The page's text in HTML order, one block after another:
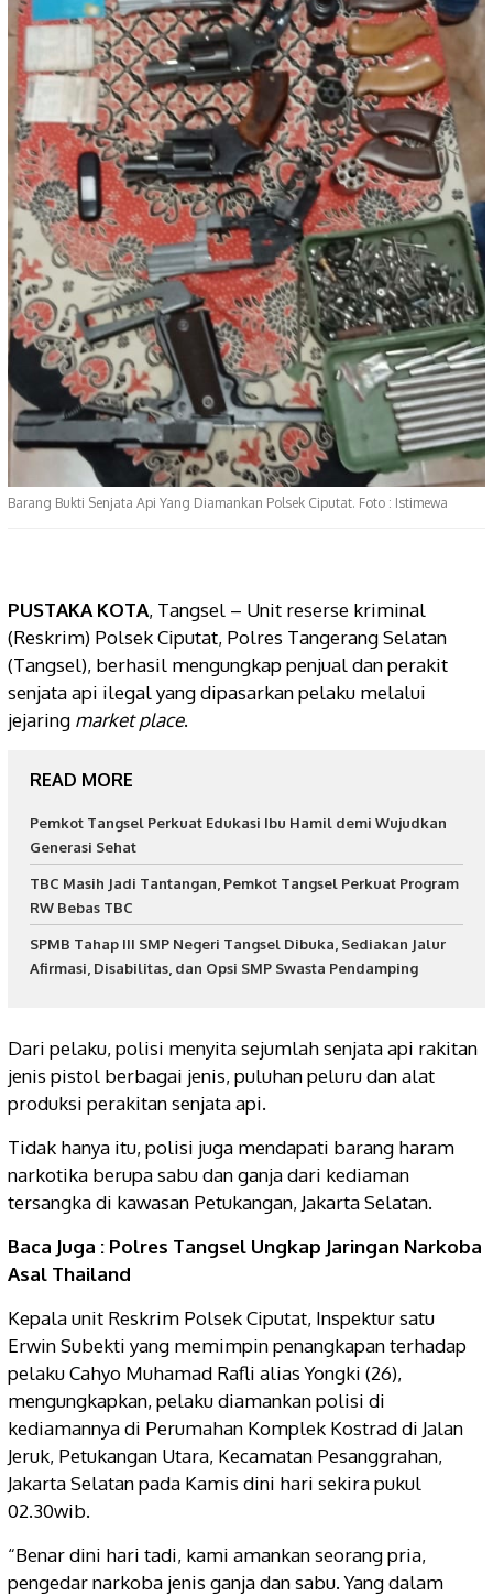
Barang Bukti Senjata Api Yang Diamankan Polsek Ciputat. Foto : Istimewa
PUSTAKA KOTA, Tangsel – Unit reserse kriminal
(Reskrim) Polsek Ciputat, Polres Tangerang Selatan
(Tangsel), berhasil mengungkap penjual dan perakit
senjata api ilegal yang dipasarkan pelaku melalui
jejaring market place.
READ MORE
Pemkot Tangsel Perkuat Edukasi Ibu Hamil demi Wujudkan
Generasi Sehat
TBC Masih Jadi Tantangan, Pemkot Tangsel Perkuat Program
RW Bebas TBC
SPMB Tahap III SMP Negeri Tangsel Dibuka, Sediakan Jalur
Afirmasi, Disabilitas, dan Opsi SMP Swasta Pendamping
Dari pelaku, polisi menyita sejumlah senjata api rakitan
jenis pistol berbagai jenis, puluhan peluru dan alat
produksi perakitan senjata api.
Tidak hanya itu, polisi juga mendapati barang haram
narkotika berupa sabu dan ganja dari kediaman
tersangka di kawasan Petukangan, Jakarta Selatan.
Baca Juga : Polres Tangsel Ungkap Jaringan Narkoba
Asal Thailand
Kepala unit Reskrim Polsek Ciputat, Inspektur satu
Erwin Subekti yang memimpin penangkapan terhadap
pelaku Cahyo Muhamad Rafli alias Yongki (26),
mengungkapkan, pelaku diamankan polisi di
kediamannya di Perumahan Komplek Kostrad di Jalan
Jeruk, Petukangan Utara, Kecamatan Pesanggrahan,
Jakarta Selatan pada Kamis dini hari sekira pukul
02.30wib.
“Benar dini hari tadi, kami amankan seorang pria,
pengedar narkoba jenis ganja dan sabu. Yang dalam